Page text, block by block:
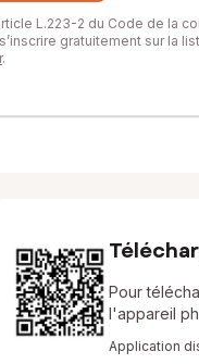
L.223-2 du Code de la
gratuitement sur la
.
Pour
l'appareil
Application